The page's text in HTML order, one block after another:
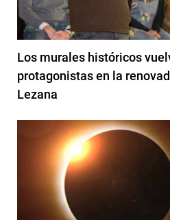
Los murales históricos
protagonistas en la
Lezana